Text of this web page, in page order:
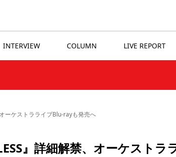
INTERVIEW COLUMN LIVE REPORT
ーケストラライブBlu-rayも発売へ
』詳細解禁、オーケストラ